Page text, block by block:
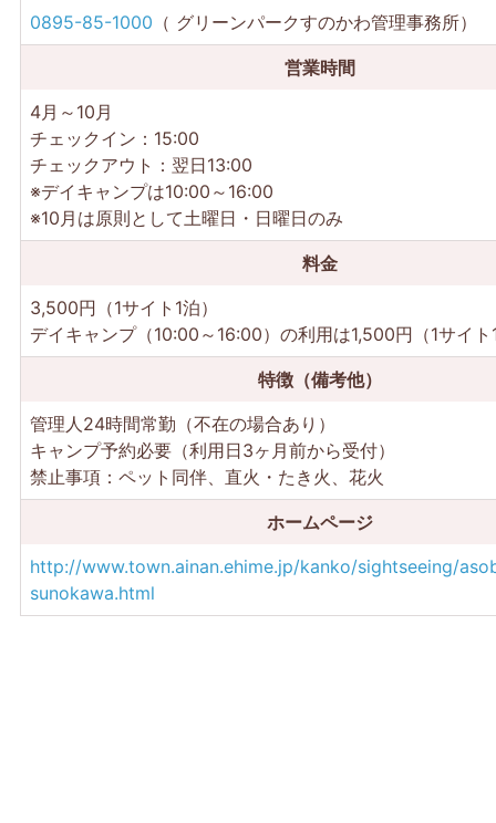
0895-85-1000 （ グリーンパークすのかわ管理事務所）
営業時間
4月～10月
チェックイン：15:00
チェックアウト：翌日13:00
※デイキャンプは10:00～16:00
※10月は原則として土曜日・日曜日のみ
料金
3,500円（1サイト1泊）
デイキャンプ（10:00～16:00）の利用は1,500円（1サイト
特徴（備考他）
管理人24時間常勤（不在の場合あり）
キャンプ予約必要（利用日3ヶ月前から受付）
禁止事項：ペット同伴、直火・たき火、花火
ホームページ
http://www.town.ainan.ehime.jp/kanko/sightseeing/
sunokawa.html